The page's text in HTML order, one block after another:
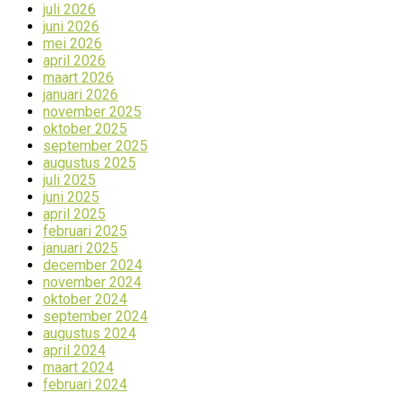
juli 2026
juni 2026
mei 2026
april 2026
maart 2026
januari 2026
november 2025
oktober 2025
september 2025
augustus 2025
juli 2025
juni 2025
april 2025
februari 2025
januari 2025
december 2024
november 2024
oktober 2024
september 2024
augustus 2024
april 2024
maart 2024
februari 2024